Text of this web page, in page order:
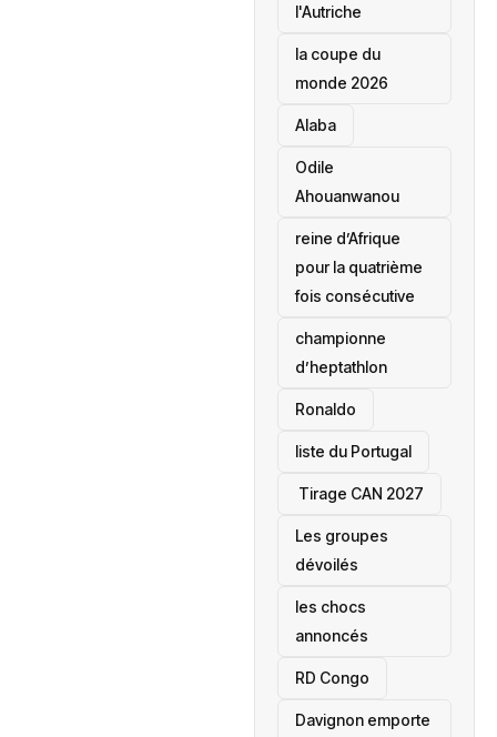
l'Autriche
la coupe du
monde 2026
Alaba
Odile
Ahouanwanou
reine d’Afrique
pour la quatrième
fois consécutive
championne
d’heptathlon
Ronaldo
liste du Portugal
‎ Tirage CAN 2027
Les groupes
dévoilés
les chocs
annoncés
‎RD Congo
Davignon emporte